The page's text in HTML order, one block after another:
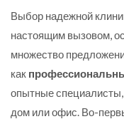
Выбор надежной
настоящим вызовом,
множество
как
опытные
дом или офис. Во-